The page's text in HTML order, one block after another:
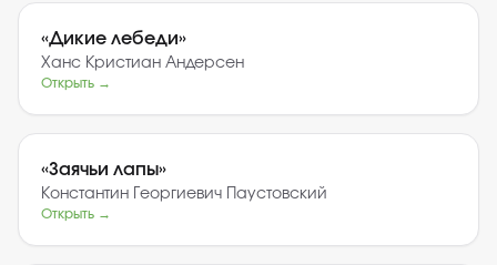
«Дикие лебеди»
Ханс Кристиан Андерсен
Открыть →
«Заячьи лапы»
Константин Георгиевич Паустовский
Открыть →